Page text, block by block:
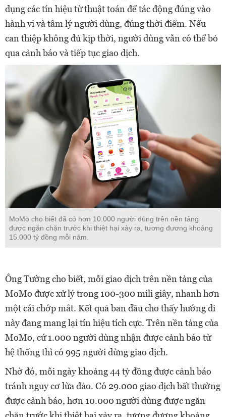
dụng các tín hiệu từ thuật toán để tác động đúng vào
hành vi và tâm lý người dùng, đúng thời điểm. Nếu
can thiệp không đủ kịp thời, người dùng vẫn có thể bỏ
qua cảnh báo và tiếp tục giao dịch.
MoMo cho biết đã có hơn 10.000 người dùng trên nền tảng
được ngăn chặn trước khi thiệt hại xảy ra, tương đương khoảng
15.000 tỷ đồng mỗi năm.
Ông Tường cho biết, mỗi giao dịch trên nền tảng của
MoMo được xử lý trong 100-300 mili giây, nhanh hơn
một cái chớp mắt. Kết quả ban đầu cho thấy hướng đi
này đang mang lại tín hiệu tích cực. Trên nền tảng của
MoMo, cứ 1.000 người dùng nhận được cảnh báo từ
hệ thống thì có 995 người dừng giao dịch.
Nhờ đó, mỗi ngày khoảng 44 tỷ đồng được cảnh báo
tránh nguy cơ lừa đảo. Có 29.000 giao dịch bất thường
được cảnh báo, hơn 10.000 người dùng được ngăn